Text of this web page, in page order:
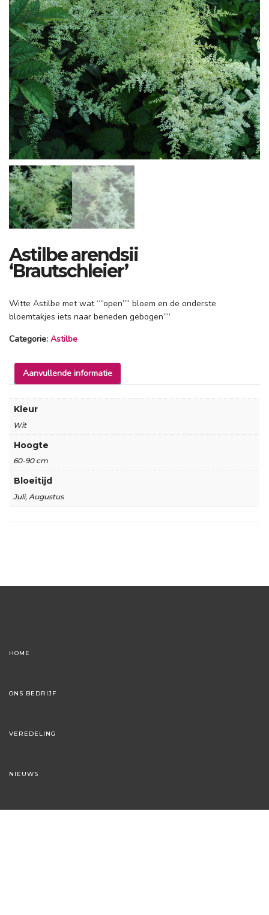
Astilbe arendsii
‘Brautschleier’
Witte Astilbe met wat “”open”” bloem en de onderste
bloemtakjes iets naar beneden gebogen””
Categorie: Astilbe
Aanvullende informatie
Kleur
Wit
Hoogte
60-90 cm
Bloeitijd
Juli, Augustus
HOME
ONS BEDRIJF
VEREDELING
NIEUWS